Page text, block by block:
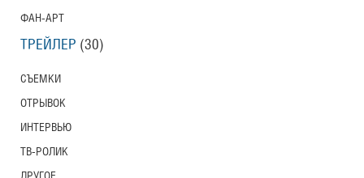
ФАН-АРТ
ТРЕЙЛЕР (30)
СЪЕМКИ
ОТРЫВОК
ИНТЕРВЬЮ
ТВ-РОЛИК